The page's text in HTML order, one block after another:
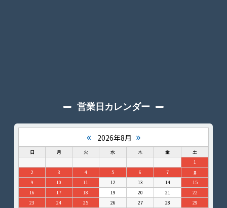
営業日カレンダー
« 2026年8月 »
日 月 火 水 木 金
土
1
2
3 4 5 6 7
8
9
10 11 12 13 14
15
16
17 18 19 20 21
22
23
24 25 26 27 28
29